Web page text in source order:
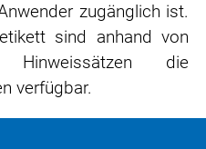
zugänglich ist.
sind anhand von
Hinweissätzen die
verfügbar.